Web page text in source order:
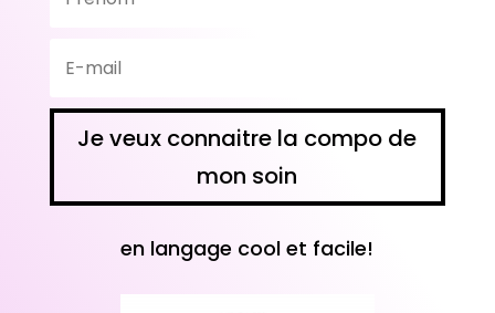
Je veux connaitre la compo de
mon soin
en langage cool et facile!